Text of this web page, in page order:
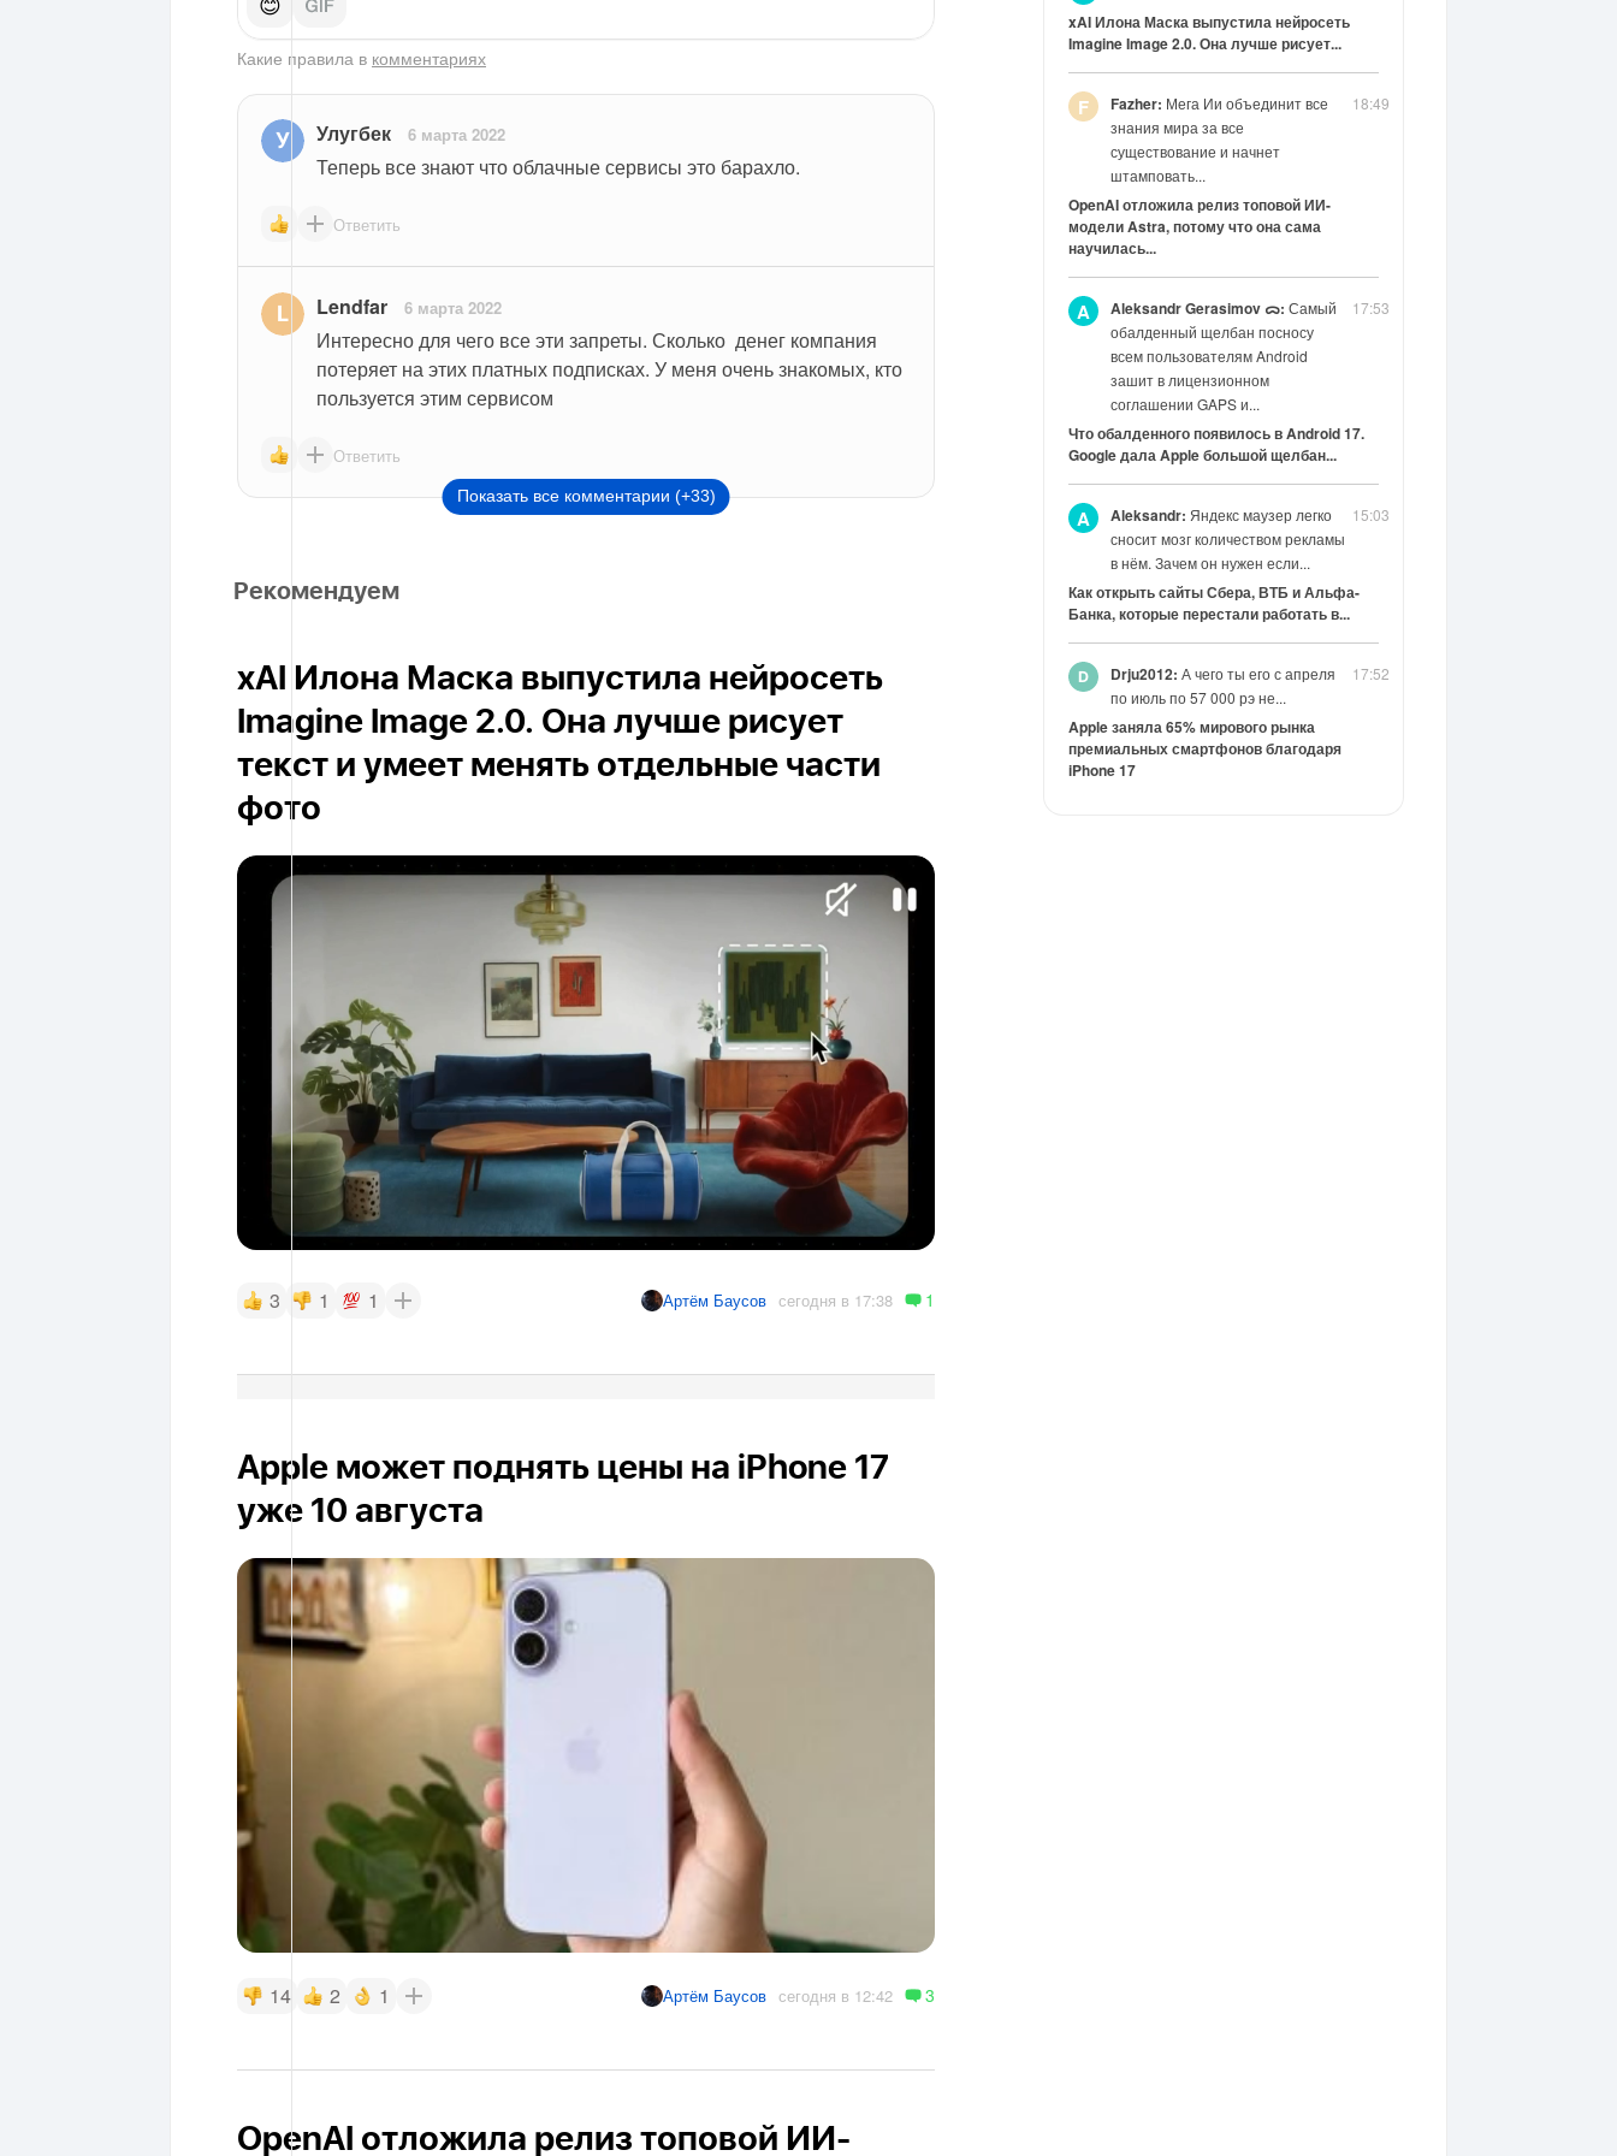
😊
Какие правила в комментариях
Улугбек 6 марта 2022
Теперь все знают что облачные сервисы это барахло.
Ответить
Lendfar 6 марта 2022
Интересно для чего все эти запреты. Сколько  денег компания
потеряет на этих платных подписках. У меня очень знакомых, кто
пользуется этим сервисом
Ответить
Показать все комментарии (+33)
Рекомендуем
xAI Илона Маска выпустила нейросеть
Imagine Image 2.0. Она лучше рисует
текст и умеет менять отдельные части
фото
3 1 1 Артём Баусов сегодня в 17:38 1
Apple может поднять цены на iPhone 17
уже 10 августа
14 2 1 Артём Баусов сегодня в 12:42 3
OpenAI отложила релиз топовой ИИ-
xAI Илона Маска выпустила нейросеть
Imagine Image 2.0. Она лучше рисует...
18:49
F Fazher: Мега Ии объединит все
знания мира за все
существование и начнет
штамповать...
OpenAI отложила релиз топовой ИИ-
модели Astra, потому что она сама
научилась...
17:53
A Aleksandr Gerasimov ᯅ: Самый
обалденный щелбан посносу
всем пользователям Android
зашит в лицензионном
соглашении GAPS и...
Что обалденного появилось в Android 17.
Google дала Apple большой щелбан...
15:03
A Aleksandr: Яндекс маузер легко
сносит мозг количеством рекламы
в нём. Зачем он нужен если...
Как открыть сайты Сбера, ВТБ и Альфа-
Банка, которые перестали работать в...
17:52
Drju2012: А чего ты его с апреля
по июль по 57 000 рэ не...
Apple заняла 65% мирового рынка
премиальных смартфонов благодаря
iPhone 17